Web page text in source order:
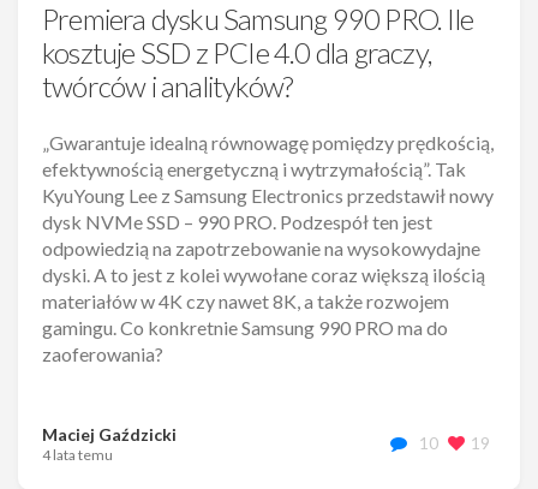
Premiera dysku Samsung 990 PRO. Ile
kosztuje SSD z PCIe 4.0 dla graczy,
twórców i analityków?
„Gwarantuje idealną równowagę pomiędzy prędkością,
efektywnością energetyczną i wytrzymałością”. Tak
KyuYoung Lee z Samsung Electronics przedstawił nowy
dysk NVMe SSD – 990 PRO. Podzespół ten jest
odpowiedzią na zapotrzebowanie na wysokowydajne
dyski. A to jest z kolei wywołane coraz większą ilością
materiałów w 4K czy nawet 8K, a także rozwojem
gamingu. Co konkretnie Samsung 990 PRO ma do
zaoferowania?
Maciej Gaździcki
4 lata temu
10 19